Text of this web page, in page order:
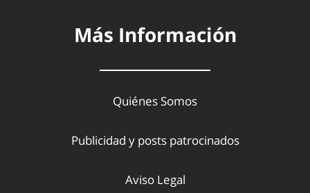
Más Información
Quiénes Somos
Publicidad y posts patrocinados
Aviso Legal